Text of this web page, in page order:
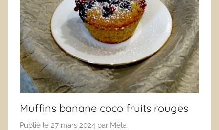
Muffins banane coco fruits rouges
Publié le 27 mars 2024 par Méla